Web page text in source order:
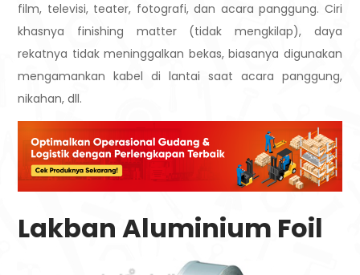
film, televisi, teater, fotografi, dan acara panggung. Ciri
khasnya finishing matter (tidak mengkilap), daya
rekatnya tidak meninggalkan bekas, biasanya digunakan
mengamankan kabel di lantai saat acara panggung,
nikahan, dll.
Lakban Aluminium Foil